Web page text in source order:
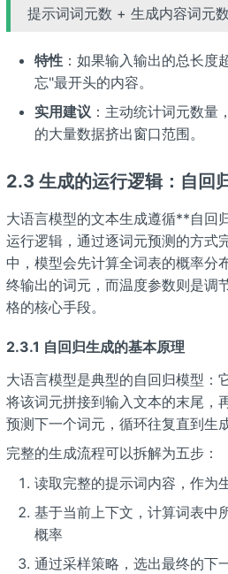
提示词词元数 + 生成内容词元
特性：如果输入输出的总长度
忘"最开头的内容。
实用建议 ：主动统计词元数量
的大量数据挤出窗口范围。
2.3 生成的运行逻辑：自回
大语言模型的文本生成遵循**自
运行逻辑，通过逐词元预测的方式
中，模型会先计算全词表的概率分
终输出的词元，而温度参数则是调
格的核心手段。
2.3.1 自回归生成的基本原理
大语言模型是典型的自回归模型：
将该词元拼接到输入文本的末尾，
预测下一个词元，循环往复直到生
完整的生成流程可以拆解为五步：
读取完整的提示词内容，作为
基于当前上下文，计算词表中
概率
通过采样策略，选出最终的下